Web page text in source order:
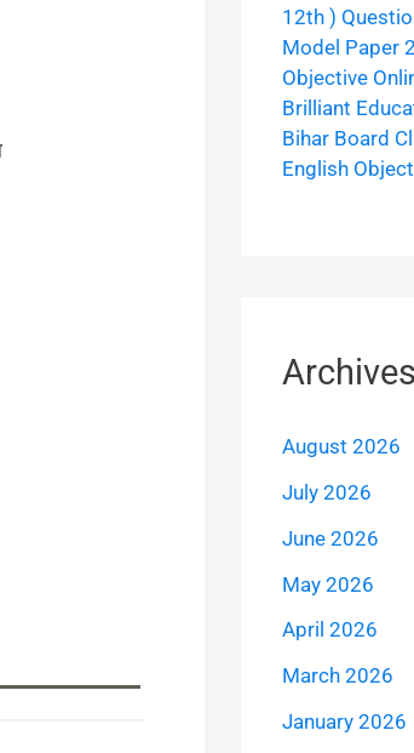
12th )
Model Paper
Objective
Brilliant
Bihar Board
English
Archives
August 2026
July 2026
June 2026
May 2026
April 2026
March 2026
January 2026